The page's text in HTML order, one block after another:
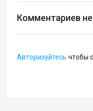
Комментариев
Авторизуйтесь чтобы